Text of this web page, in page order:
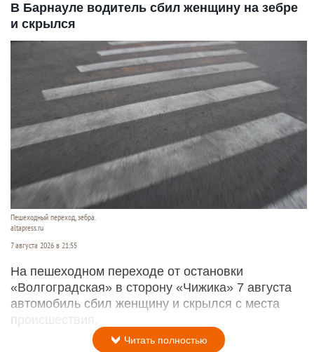
В Барнауле водитель сбил женщину на зебре
и скрылся
Пешеходный переход, зебра.
altapress.ru
7 августа 2026 в 21:55
На пешеходном переходе от остановки
«Волгоградская» в сторону «Чижика» 7 августа
автомобиль сбил женщину и скрылся с места
происшествия.
Читать полностью